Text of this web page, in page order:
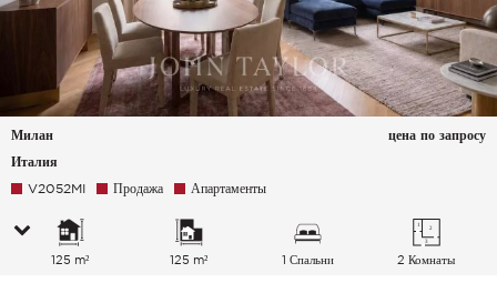
Милан
Италия
цена по запросу
V2052MI Продажа Апартаменты
125 m² 125 m² 1 Спальни 2 Комнаты